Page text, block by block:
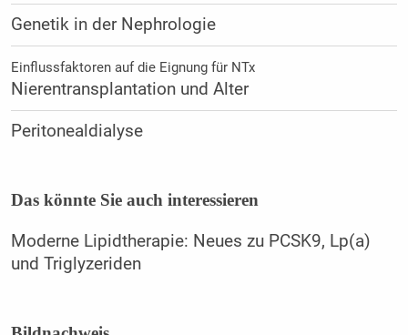
Genetik in der Nephrologie
Einflussfaktoren auf die Eignung für NTx
Nierentransplantation und Alter
Peritonealdialyse
Das könnte Sie auch interessieren
Moderne Lipidtherapie: Neues zu PCSK9, Lp(a)
und Triglyzeriden